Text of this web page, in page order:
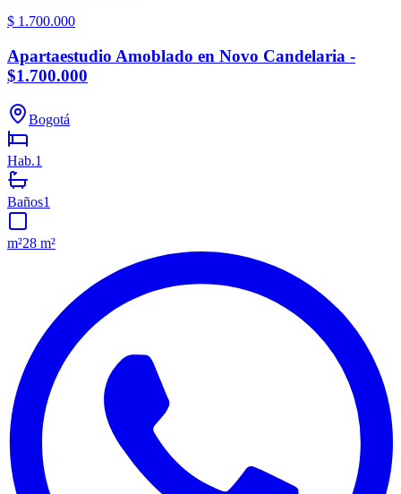
$ 1.700.000
Apartaestudio Amoblado en Novo Candelaria -
$1.700.000
Bogotá
Hab.1
Baños1
m²28 m²